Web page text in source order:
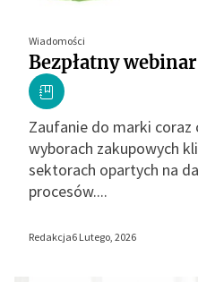
Wiadomości
Bezpłatny
Zaufanie do marki coraz
wyborach zakupowych
sektorach opartych na
procesów....
Redakcja6 Lutego, 2026